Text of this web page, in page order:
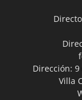
Dirección: 9
Villa